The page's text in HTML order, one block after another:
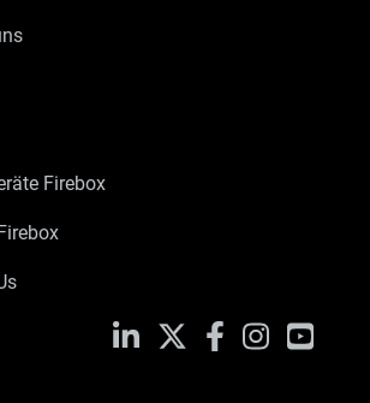
Firebox
LinkedIn FacebookInstagram